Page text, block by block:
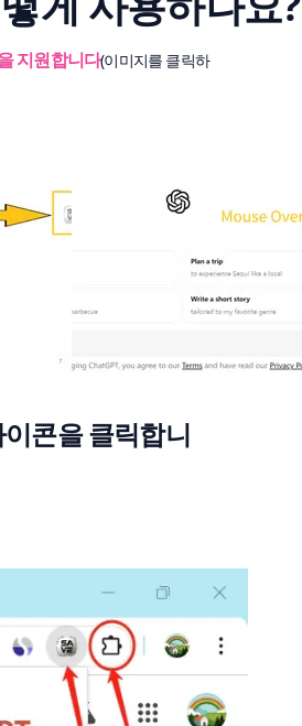
지원합니다(이미지를 클릭하
콘을 클릭합니